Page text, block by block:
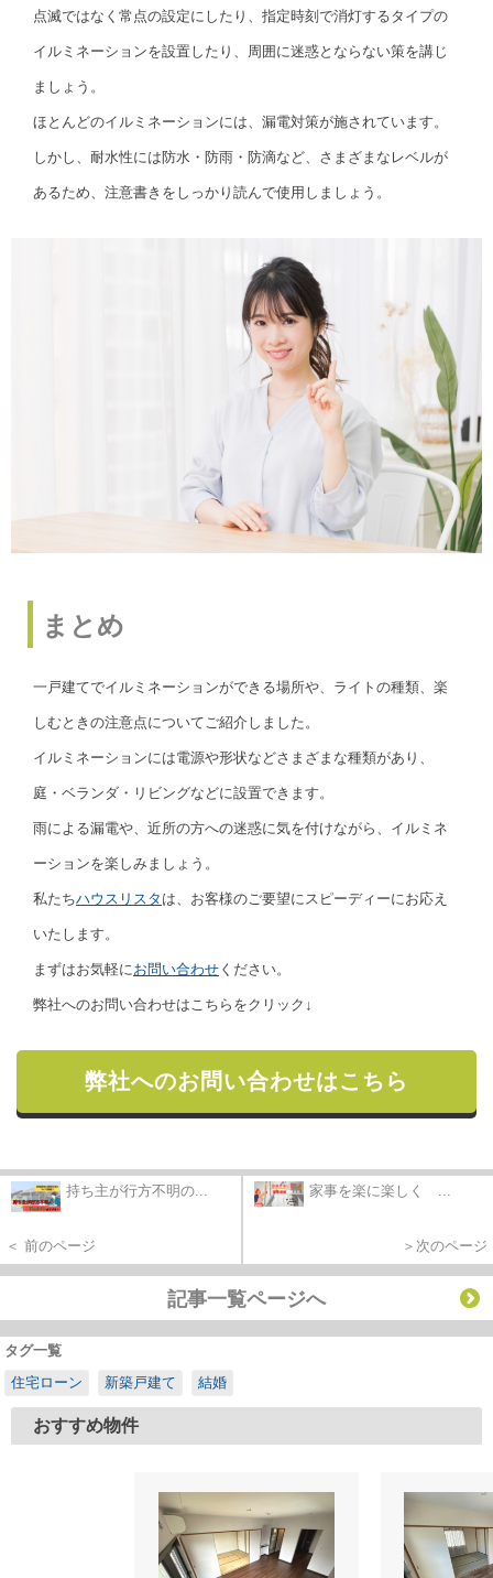
点滅ではなく常点の設定にしたり、指定時刻で消灯するタイプの
イルミネーションを設置したり、周囲に迷惑とならない策を講じ
ましょう。
ほとんどのイルミネーションには、漏電対策が施されています。
しかし、耐水性には防水・防雨・防滴など、さまざまなレベルが
あるため、注意書きをしっかり読んで使用しましょう。
まとめ
一戸建てでイルミネーションができる場所や、ライトの種類、楽
しむときの注意点についてご紹介しました。
イルミネーションには電源や形状などさまざまな種類があり、
庭・ベランダ・リビングなどに設置できます。
雨による漏電や、近所の方への迷惑に気を付けながら、イルミネ
ーションを楽しみましょう。
私たちハウスリスタ は、お客様のご要望にスピーディーにお応え
いたします。
まずはお気軽に お問い合わせ ください。
弊社へのお問い合わせはこちらをクリック↓
弊社へのお問い合わせはこちら
持ち主が行方不明の...
＜ 前のページ
家事を楽に楽しく ...
＞次のページ
記事一覧ページへ
タグ一覧
住宅ローン
新築戸建て 結婚
おすすめ物件